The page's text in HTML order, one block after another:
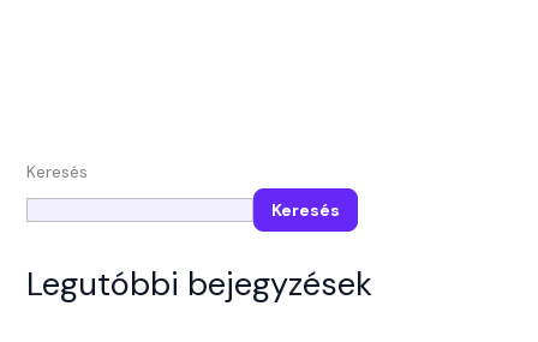
Keresés
Keresés
Legutóbbi bejegyzések